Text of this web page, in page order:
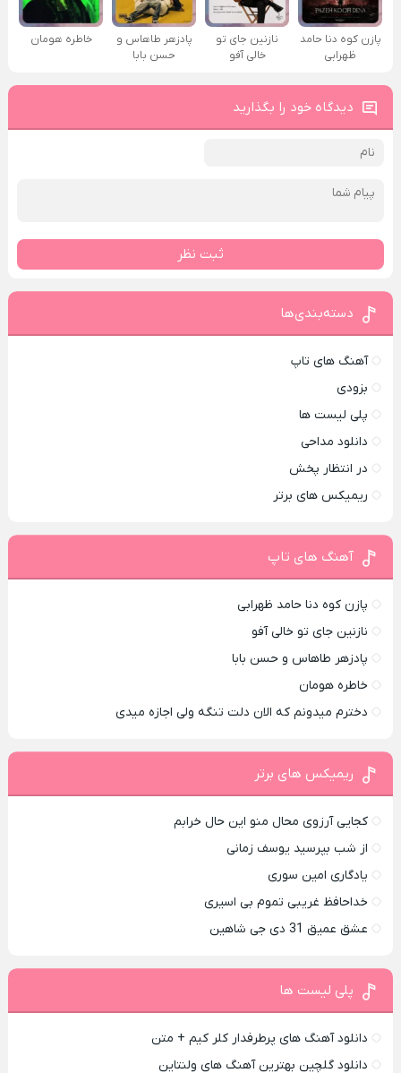
پازن کوه دنا حامد
ظهرابی
نازنین جای تو
خالی آفو
پادزهر طاهاس و
حسن بابا
خاطره هومان
دیدگاه خود را بگذارید
ثبت نظر
دسته‌بندی‌ها
آهنگ های تاپ
بزودی
پلی لیست ها
دانلود مداحی
در انتظار پخش
ریمیکس های برتر
آهنگ های تاپ
پازن کوه دنا حامد ظهرابی
نازنین جای تو خالی آفو
پادزهر طاهاس و حسن بابا
خاطره هومان
دخترم میدونم که الان دلت تنگه ولی اجازه میدی
ریمیکس های برتر
کجایی آرزوی محال منو این حال خرابم
از شب بپرسید یوسف زمانی
یادگاری امین سوری
خداحافظ غریبی تموم بی اسیری
عشق عمیق 31 دی جی شاهین
پلی لیست ها
دانلود آهنگ های پرطرفدار کلر کیم + متن
دانلود گلچین بهترین آهنگ های ولنتاین